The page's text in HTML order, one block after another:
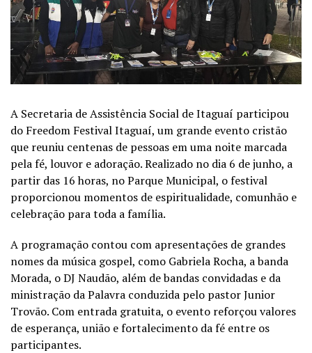
A Secretaria de Assistência Social de Itaguaí participou
do Freedom Festival Itaguaí, um grande evento cristão
que reuniu centenas de pessoas em uma noite marcada
pela fé, louvor e adoração. Realizado no dia 6 de junho, a
partir das 16 horas, no Parque Municipal, o festival
proporcionou momentos de espiritualidade, comunhão e
celebração para toda a família.
A programação contou com apresentações de grandes
nomes da música gospel, como Gabriela Rocha, a banda
Morada, o DJ Naudão, além de bandas convidadas e da
ministração da Palavra conduzida pelo pastor Junior
Trovão. Com entrada gratuita, o evento reforçou valores
de esperança, união e fortalecimento da fé entre os
participantes.